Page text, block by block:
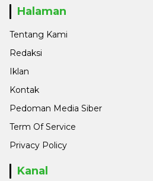
Halaman
Tentang Kami
Redaksi
Iklan
Kontak
Pedoman Media Siber
Term Of Service
Privacy Policy
Kanal